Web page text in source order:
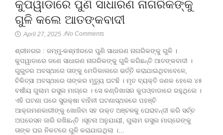
କୁପୱାଡାରେ ପୁଣି ସାଧାରଣ ନାଗରିକଙ୍କୁ
ଗୁଳି କଲେ ଆତଙ୍କବାଦୀ
April 27, 2025 /No Comments
ଶ୍ରୀନଗର : ଜମ୍ମୁ-କଶ୍ମୀରରେ ପୁଣି ସାଧାରଣ ନାଗରିକଙ୍କୁ ଗୁଳି ।
କୁପୱାଡାରେ ଜଣେ ସାଧାରଣ ନାଗରିକଙ୍କୁ ଗୁଳି କରିଛନ୍ତି ଆତଙ୍କବାଦୀ ।
ଗୁରୁତର ଅବସ୍ଥାରେ ତାଙ୍କୁ ମେଡିକାଲରେ ଭର୍ତ୍ତି କରାଯାଇଥିବାବେଳେ,
ଚିକିତ୍ସା ଅବସ୍ଥାରେ ତାଙ୍କର ମୃତ୍ୟୁ ଘଟଛି । ମୃତ ବ୍ୟକ୍ତି ଜଣକ ହେଲେ ୪୫
ବର୍ଷୀୟ ଗୁଲାମ ରସୁଲ ମାଗ୍ରେ । ସେ କଣ୍ଡିଖାସର କୁପଓ୍ବାଡାରେ ରହୁଥିଲେ ।
ଏହି ଘଟଣା ପରେ ସୁରକ୍ଷା ବାହିନୀ ଘଟଣାସ୍ଥଳରେ ପହଞ୍ଚି
ଆକ୍ରମଣକାରୀଙ୍କୁ ଖୋଜିବା ସହ ଉକ୍ତ ଅଞ୍ଚଳକୁ ଘେରାବନ୍ଦୀ କରି ସର୍ଚ୍ଚ
ଅପରେସନ ଜାରି ରଖିଛନ୍ତି ।ସୂଚନା ଅନୁଯାୟୀ, ଗୁଲାମ ରସୁଲ ମାଗ୍ରେଙ୍କୁ
ତାଙ୍କ ଘର ନିକଟରେ ଗୁଳି କରାଯାଇଥିଲା ।...